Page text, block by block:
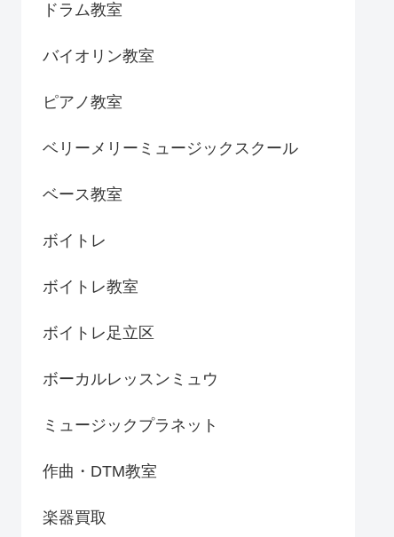
ドラム教室
バイオリン教室
ピアノ教室
ベリーメリーミュージックスクール
ベース教室
ボイトレ
ボイトレ教室
ボイトレ足立区
ボーカルレッスンミュウ
ミュージックプラネット
作曲・DTM教室
楽器買取